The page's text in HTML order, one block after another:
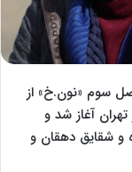
سوم «نون.خ» از
آغاز شد و
شده و شقایق دهقان و